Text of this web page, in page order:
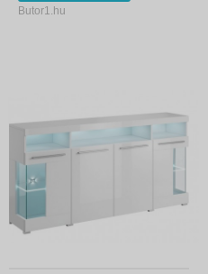
Butor1.hu